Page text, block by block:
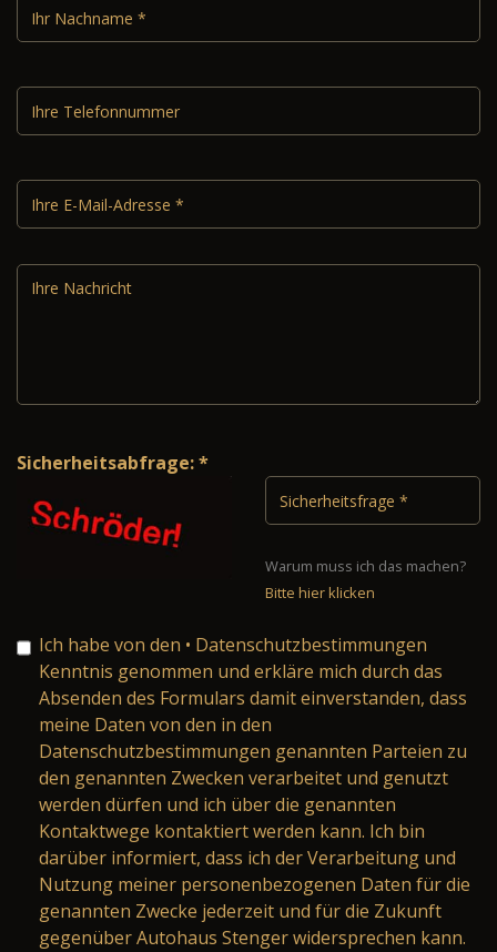
Sicherheitsabfrage: *
Warum muss ich das machen?
Bitte hier klicken
Ich habe von den • Datenschutzbestimmungen
Kenntnis genommen und erkläre mich durch das
Absenden des Formulars damit einverstanden, dass
meine Daten von den in den
Datenschutzbestimmungen genannten Parteien zu
den genannten Zwecken verarbeitet und genutzt
werden dürfen und ich über die genannten
Kontaktwege kontaktiert werden kann. Ich bin
darüber informiert, dass ich der Verarbeitung und
Nutzung meiner personenbezogenen Daten für die
genannten Zwecke jederzeit und für die Zukunft
gegenüber Autohaus Stenger widersprechen kann.